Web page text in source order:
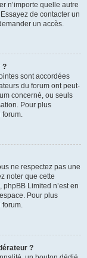
n’importe quelle autre
de contacter un
un accès.
?
sont accordées
du forum ont peut-
concerné, ou seuls
Pour plus
forum.
ne respectez pas une
noter que cette
Limited n’est en
Pour plus
forum.
?